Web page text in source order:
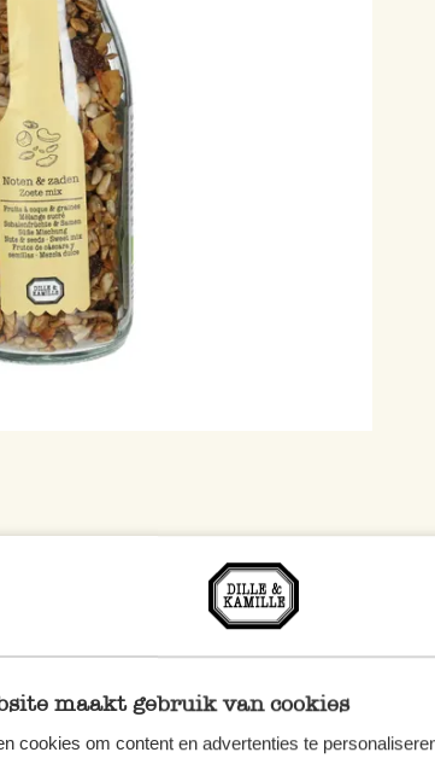
maakt gebruik van cookies
cookies om content en advertenties te